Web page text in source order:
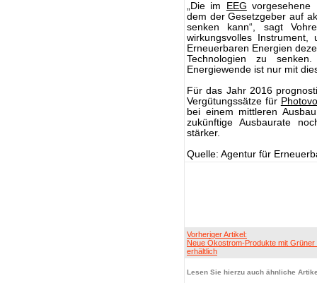
„Die im
EEG vorgesehene
dem der Gesetzgeber auf
senken kann“, sagt
wirkungsvolles
Erneuerbaren Energien
Technologien zu
Energiewende ist nur mit
Für das Jahr 2016
Vergütungssätze für
bei einem mittleren
zukünftige Ausbaurate
stärker.
Quelle: Agentur für
Vorheriger Artikel:
Neue Ökostrom-Produkte mit Grüner
erhältlich
Lesen Sie hierzu auch ähnliche